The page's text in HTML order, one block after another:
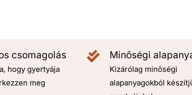
csomagolás
hogy gyertyája
meg
Minőségi
Kizárólag minőségi
alapanyagokból